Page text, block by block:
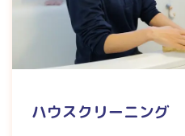
ハウスクリーニング